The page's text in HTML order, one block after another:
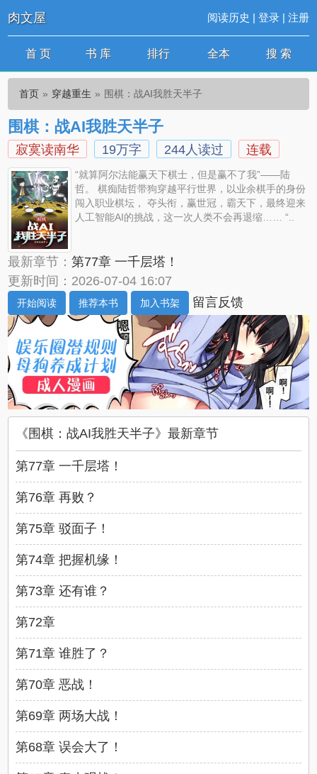
肉文屋 阅读历史 | 登录| 注册
首 页 书 库 排行 全本 搜 索
首页 穿越重生 围棋：战AI我胜天半子
围棋：战AI我胜天半子
寂寞读南华 19万字 244人读过 连载
“就算阿尔法能赢天下棋士，但是赢不了我”——陆
哲。 棋痴陆哲带狗穿越平行世界，以业余棋手的身份
闯入职业棋坛， 夺头衔，赢世冠，霸天下，最终迎来
人工智能AI的挑战，这一次人类不会再退缩…… “..
最新章节：第77章 一千层塔！
更新时间：2026-07-04 16:07
开始阅读 推荐本书 加入书架 留言反馈
《围棋：战AI我胜天半子》最新章节
第77章 一千层塔！
第76章 再败？
第75章 驳面子！
第74章 把握机缘！
第73章 还有谁？
第72章
第71章 谁胜了？
第70章 恶战！
第69章 两场大战！
第68章 误会大了！